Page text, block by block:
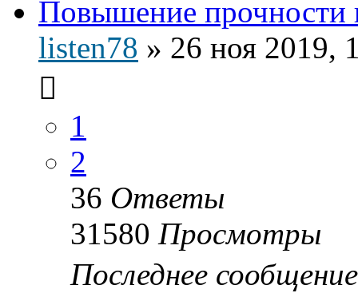
Повышение прочности
listen78 » 26 ноя 2019,
1
2
36 Ответы
31580 Просмотры
Последнее